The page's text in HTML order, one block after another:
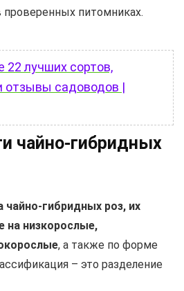
проверенных питомниках.
22 лучших сортов,
отзывы садоводов |
чайно-гибридных
чайно-гибридных роз, их
на низкорослые,
, а также по форме
– это разделение